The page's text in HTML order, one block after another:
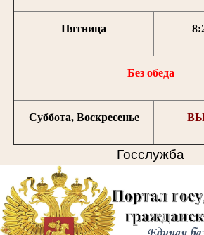
Пятница
Без обеда
Суббота, Воскресенье
Госслужба